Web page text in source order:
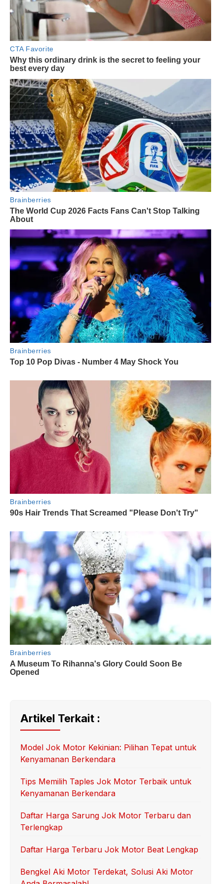
Artikel Terkait :
Model Jok Motor Kekinian: Pilihan Tepat untuk
Kenyamanan Berkendara
Tips Memilih Taples Jok Motor Terbaik untuk
Kenyamanan Berkendara
Daftar Harga Sarung Jok Motor Terbaru dan
Terlengkap
Daftar Harga Terbaru Jok Motor Beat Lengkap
Bengkel Aki Motor Terdekat, Solusi Aki Motor